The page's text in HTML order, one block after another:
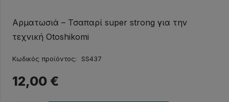
Αρματωσιά – Τσαπαρί super strong για την
τεχνική Otoshikomi
Κωδικός προϊόντος: SS437
12,00 €